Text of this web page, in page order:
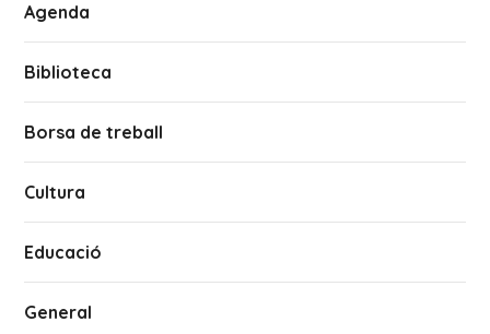
Agenda
Biblioteca
Borsa de treball
Cultura
Educació
General